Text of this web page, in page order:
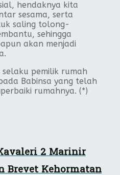
hendaknya kita
sesama, serta
saling tolong-
sehingga
akan menjadi
pemilik rumah
Babinsa yang telah
rumahnya. (*)
2 Marinir
Brevet Kehormatan